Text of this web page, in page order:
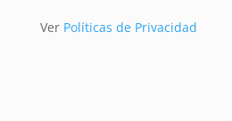
Ver Políticas de Privacidad